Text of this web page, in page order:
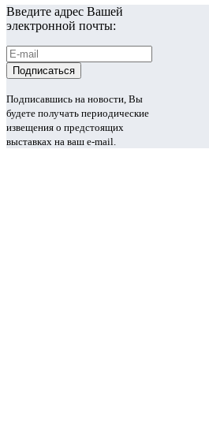
Введите адрес Вашей
электронной почты:
Подписавшись на новости, Вы
будете получать периодические
извещения о предстоящих
выставках на ваш e-mail.